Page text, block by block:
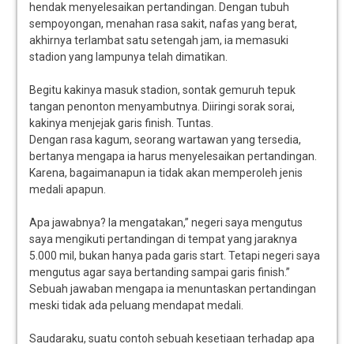
hendak menyelesaikan pertandingan. Dengan tubuh
sempoyongan, menahan rasa sakit, nafas yang berat,
akhirnya terlambat satu setengah jam, ia memasuki
stadion yang lampunya telah dimatikan.
Begitu kakinya masuk stadion, sontak gemuruh tepuk
tangan penonton menyambutnya. Diiringi sorak sorai,
kakinya menjejak garis finish. Tuntas.
Dengan rasa kagum, seorang wartawan yang tersedia,
bertanya mengapa ia harus menyelesaikan pertandingan.
Karena, bagaimanapun ia tidak akan memperoleh jenis
medali apapun.
Apa jawabnya? Ia mengatakan,” negeri saya mengutus
saya mengikuti pertandingan di tempat yang jaraknya
5.000 mil, bukan hanya pada garis start. Tetapi negeri saya
mengutus agar saya bertanding sampai garis finish.”
Sebuah jawaban mengapa ia menuntaskan pertandingan
meski tidak ada peluang mendapat medali.
Saudaraku, suatu contoh sebuah kesetiaan terhadap apa